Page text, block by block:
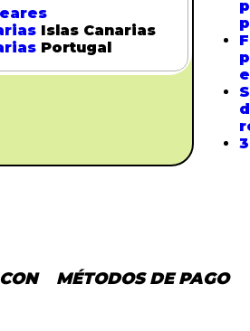
Islas Canarias
Portugal
MÉTODOS DE PAGO